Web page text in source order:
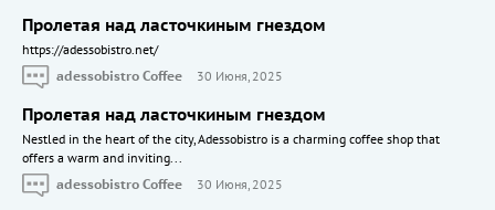
Пролетая над ласточкиным гнездом
https://adessobistro.net/
adessobistro Coffee
30 Июня, 2025
Пролетая над ласточкиным гнездом
Nestled in the heart of the city, Adessobistro is a charming coffee shop that
offers a warm and inviting...
adessobistro Coffee
30 Июня, 2025